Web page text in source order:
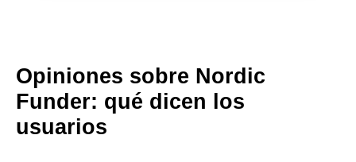
Opiniones sobre Nordic
Funder: qué dicen los
usuarios